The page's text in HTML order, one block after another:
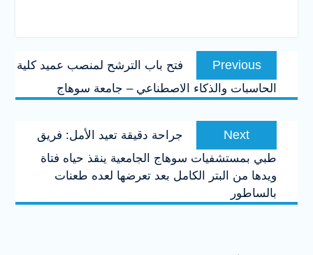
تصفّح
المقالاتPrevious
Previous
post:
فتح باب الترشح لمنصب عميد كلية
الحاسبات والذكاء الاصطناعي – جامعة سوهاج
Next
Next
post:
جراحة دقيقة تعيد الأمل: فريق
طبي بمستشفيات سوهاج الجامعية ينقذ حياه فتاة
ويدها من البتر الكامل بعد تعرضها لعده طعنات
بالساطور